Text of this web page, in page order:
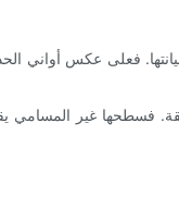
فعلى عكس أواني
فسطحها غير